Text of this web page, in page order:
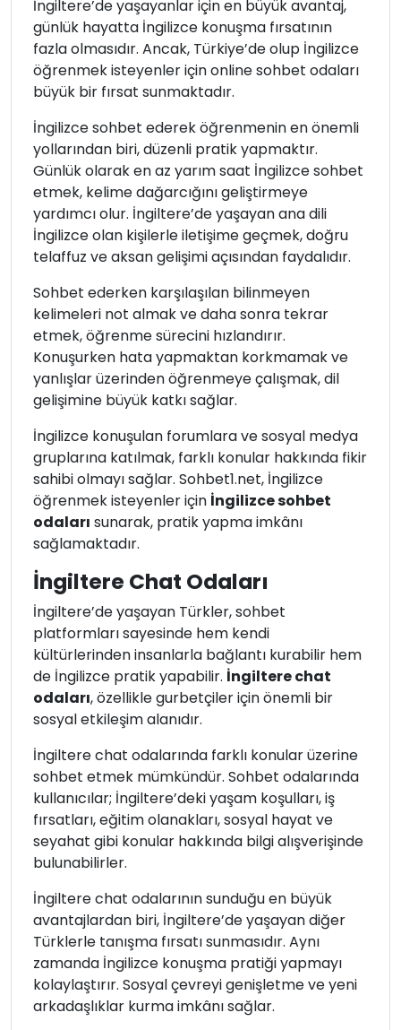
İngiltere’de yaşayanlar için en büyük avantaj,
günlük hayatta İngilizce konuşma fırsatının
fazla olmasıdır. Ancak, Türkiye’de olup İngilizce
öğrenmek isteyenler için online sohbet odaları
büyük bir fırsat sunmaktadır.
İngilizce sohbet ederek öğrenmenin en önemli
yollarından biri, düzenli pratik yapmaktır.
Günlük olarak en az yarım saat İngilizce sohbet
etmek, kelime dağarcığını geliştirmeye
yardımcı olur. İngiltere’de yaşayan ana dili
İngilizce olan kişilerle iletişime geçmek, doğru
telaffuz ve aksan gelişimi açısından faydalıdır.
Sohbet ederken karşılaşılan bilinmeyen
kelimeleri not almak ve daha sonra tekrar
etmek, öğrenme sürecini hızlandırır.
Konuşurken hata yapmaktan korkmamak ve
yanlışlar üzerinden öğrenmeye çalışmak, dil
gelişimine büyük katkı sağlar.
İngilizce konuşulan forumlara ve sosyal medya
gruplarına katılmak, farklı konular hakkında fikir
sahibi olmayı sağlar. Sohbet1.net, İngilizce
öğrenmek isteyenler için İngilizce sohbet
odaları sunarak, pratik yapma imkânı
sağlamaktadır.
İngiltere Chat Odaları
İngiltere’de yaşayan Türkler, sohbet
platformları sayesinde hem kendi
kültürlerinden insanlarla bağlantı kurabilir hem
de İngilizce pratik yapabilir. İngiltere chat
odaları, özellikle gurbetçiler için önemli bir
sosyal etkileşim alanıdır.
İngiltere chat odalarında farklı konular üzerine
sohbet etmek mümkündür. Sohbet odalarında
kullanıcılar; İngiltere’deki yaşam koşulları, iş
fırsatları, eğitim olanakları, sosyal hayat ve
seyahat gibi konular hakkında bilgi alışverişinde
bulunabilirler.
İngiltere chat odalarının sunduğu en büyük
avantajlardan biri, İngiltere’de yaşayan diğer
Türklerle tanışma fırsatı sunmasıdır. Aynı
zamanda İngilizce konuşma pratiği yapmayı
kolaylaştırır. Sosyal çevreyi genişletme ve yeni
arkadaşlıklar kurma imkânı sağlar.